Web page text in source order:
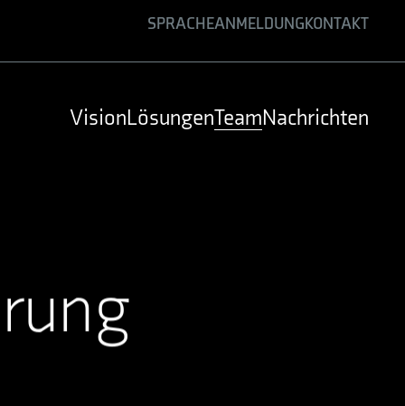
SPRACHE
ENGLISH
SPANISH
ANMELDUNGKONTAKT
VisionLösungenTeamNachrichten